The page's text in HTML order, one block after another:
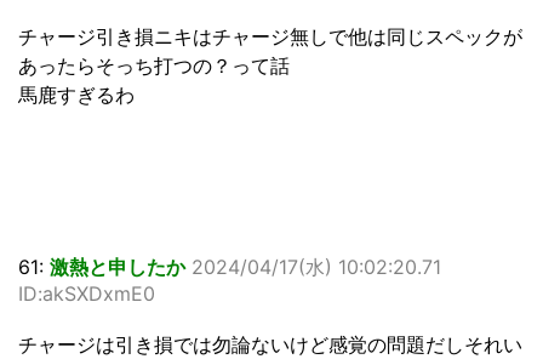
チャージ引き損ニキはチャージ無しで他は同じスペックが
あったらそっち打つの？って話
馬鹿すぎるわ
61: 激熱と申したか 2024/04/17(水) 10:02:20.71
ID:akSXDxmE0
チャージは引き損では勿論ないけど感覚の問題だしそれい